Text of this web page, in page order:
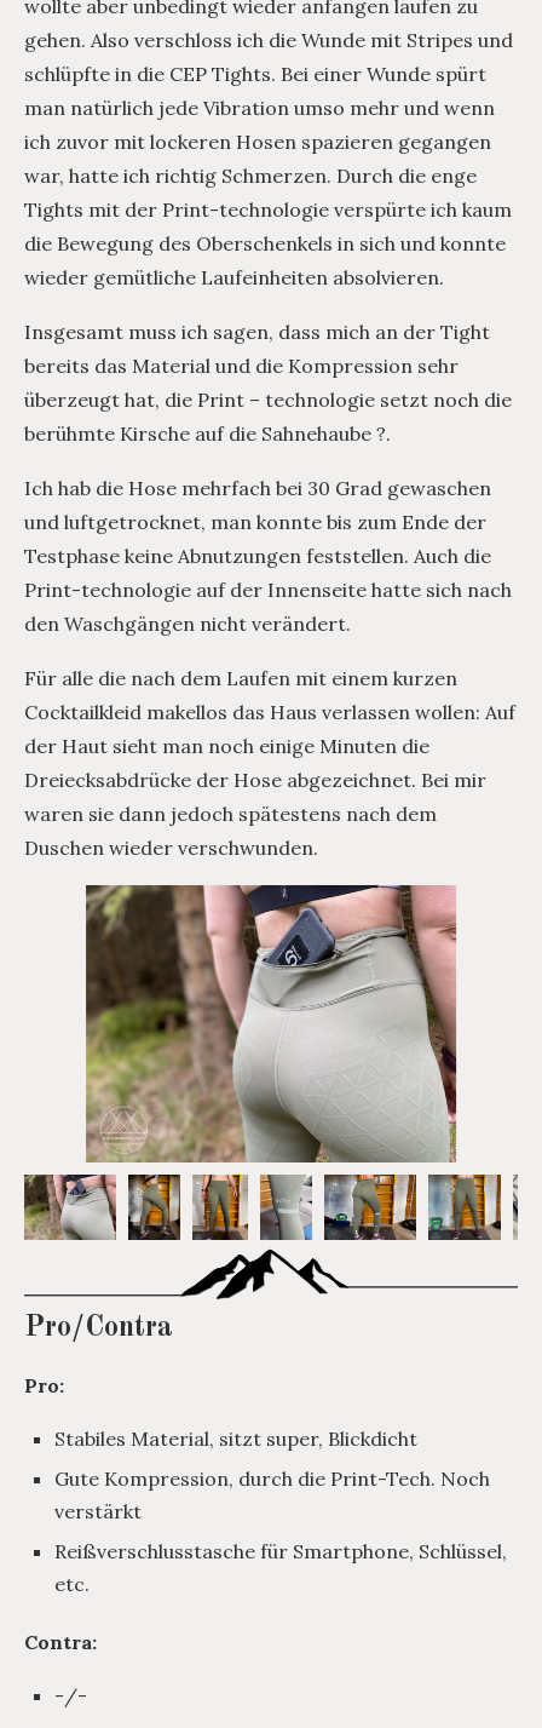
wollte aber unbedingt wieder anfangen laufen zu
gehen. Also verschloss ich die Wunde mit Stripes und
schlüpfte in die CEP Tights. Bei einer Wunde spürt
man natürlich jede Vibration umso mehr und wenn
ich zuvor mit lockeren Hosen spazieren gegangen
war, hatte ich richtig Schmerzen. Durch die enge
Tights mit der Print-technologie verspürte ich kaum
die Bewegung des Oberschenkels in sich und konnte
wieder gemütliche Laufeinheiten absolvieren.
Insgesamt muss ich sagen, dass mich an der Tight
bereits das Material und die Kompression sehr
überzeugt hat, die Print – technologie setzt noch die
berühmte Kirsche auf die Sahnehaube ?.
Ich hab die Hose mehrfach bei 30 Grad gewaschen
und luftgetrocknet, man konnte bis zum Ende der
Testphase keine Abnutzungen feststellen. Auch die
Print-technologie auf der Innenseite hatte sich nach
den Waschgängen nicht verändert.
Für alle die nach dem Laufen mit einem kurzen
Cocktailkleid makellos das Haus verlassen wollen: Auf
der Haut sieht man noch einige Minuten die
Dreiecksabdrücke der Hose abgezeichnet. Bei mir
waren sie dann jedoch spätestens nach dem
Duschen wieder verschwunden.
Pro/Contra
Pro:
Stabiles Material, sitzt super, Blickdicht
Gute Kompression, durch die Print-Tech. Noch
verstärkt
Reißverschlusstasche für Smartphone, Schlüssel,
etc.
Contra:
-/-